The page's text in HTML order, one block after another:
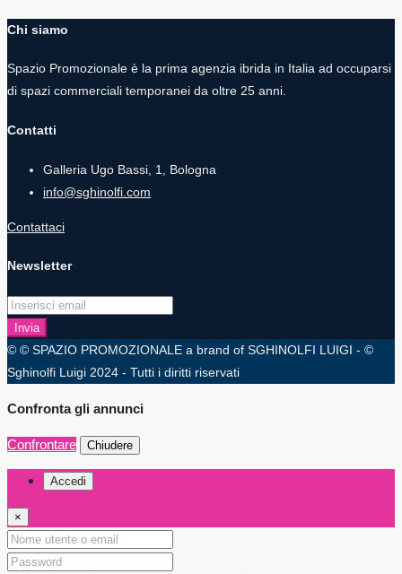
Chi siamo
Spazio Promozionale è la prima agenzia ibrida in Italia ad occuparsi
di spazi commerciali temporanei da oltre 25 anni.
Contatti
Galleria Ugo Bassi, 1, Bologna
info@sghinolfi.com
Contattaci
Newsletter
Invia
© © SPAZIO PROMOZIONALE a brand of SGHINOLFI LUIGI - ©
Sghinolfi Luigi 2024 - Tutti i diritti riservati
Confronta gli annunci
Confrontare Chiudere
Accedi
×